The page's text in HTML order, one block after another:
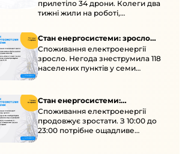
прилетіло 34 дрони. Колеги два
тижні жили на роботі,
Стан енергосистеми: зросло
споживання через негоду
Споживання електроенергії
зросло. Негода знеструмила 118
населених пунктів у семи
областях. Обмежте
електроприладами 10:00–23:00.
Стан енергосистеми:
споживання зростає
Споживання електроенергії
продовжує зростати. З 10:00 до
23:00 потрібне ощадливе
енергоспоживання, а